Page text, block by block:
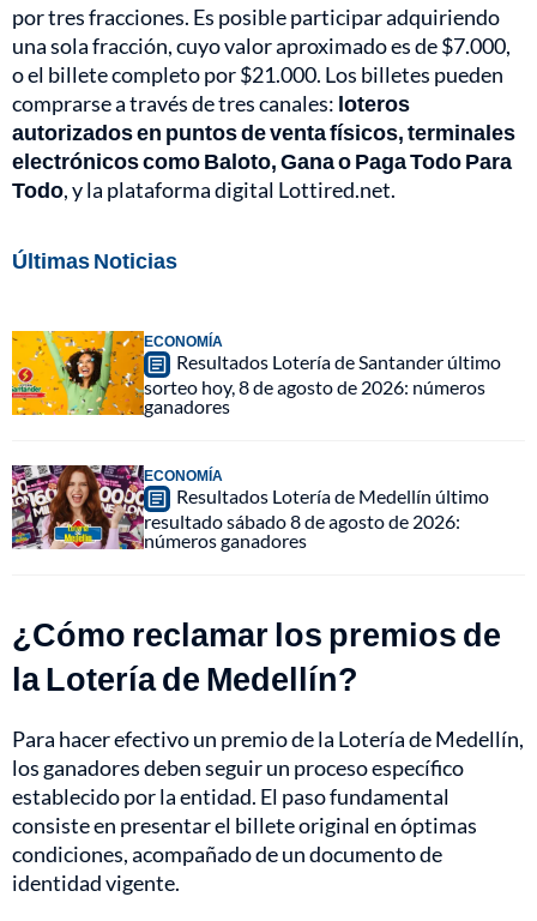
por tres fracciones. Es posible participar adquiriendo
una sola fracción, cuyo valor aproximado es de $7.000,
o el billete completo por $21.000. Los billetes pueden
comprarse a través de tres canales: loteros
autorizados en puntos de venta físicos, terminales
electrónicos como Baloto, Gana o Paga Todo Para
Todo, y la plataforma digital Lottired.net.
Últimas Noticias
ECONOMÍA
Resultados Lotería de Santander último
sorteo hoy, 8 de agosto de 2026: números
ganadores
ECONOMÍA
Resultados Lotería de Medellín último
resultado sábado 8 de agosto de 2026:
números ganadores
¿Cómo reclamar los premios de
la Lotería de Medellín?
Para hacer efectivo un premio de la Lotería de Medellín,
los ganadores deben seguir un proceso específico
establecido por la entidad. El paso fundamental
consiste en presentar el billete original en óptimas
condiciones, acompañado de un documento de
identidad vigente.